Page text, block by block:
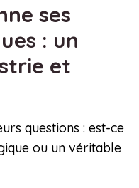
ses
: un
et
questions : est-ce
ou un véritable